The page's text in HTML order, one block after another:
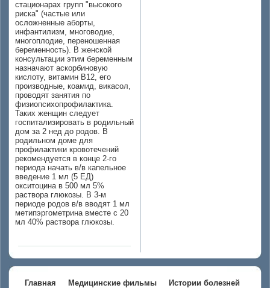
стационарах групп "высокого
риска" (частые или
осложненные аборты,
инфантилизм, многоводие,
многоплодие, переношенная
беременность). В женской
консультации этим беременным
назначают аскорбиновую
кислоту, витамин В12, его
производные, коамид, викасол,
проводят занятия по
физиопсихопрофилактика.
Таких женщин следует
госпитализировать в родильный
дом за 2 нед до родов. В
родильном доме для
профилактики кровотечений
рекомендуется в конце 2-го
периода начать в/в капельное
введение 1 мл (5 ЕД)
окситоцина в 500 мл 5%
раствора глюкозы. В 3-м
периоде родов в/в вводят 1 мл
метипэргометрина вместе с 20
мл 40% раствора глюкозы.
Главная Медицинские фильмы
Истории болезней